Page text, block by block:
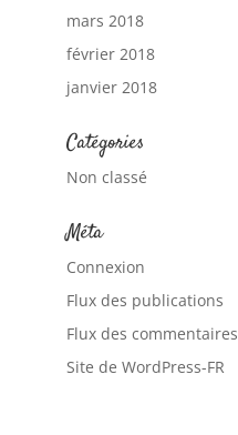
mars 2018
février 2018
janvier 2018
Catégories
Non classé
Méta
Connexion
Flux des publications
Flux des commentaires
Site de WordPress-FR